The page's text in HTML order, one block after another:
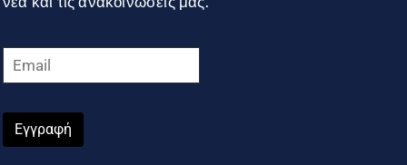
Εγγραφή